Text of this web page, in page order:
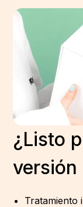
¿Listo
versión
Tratamiento